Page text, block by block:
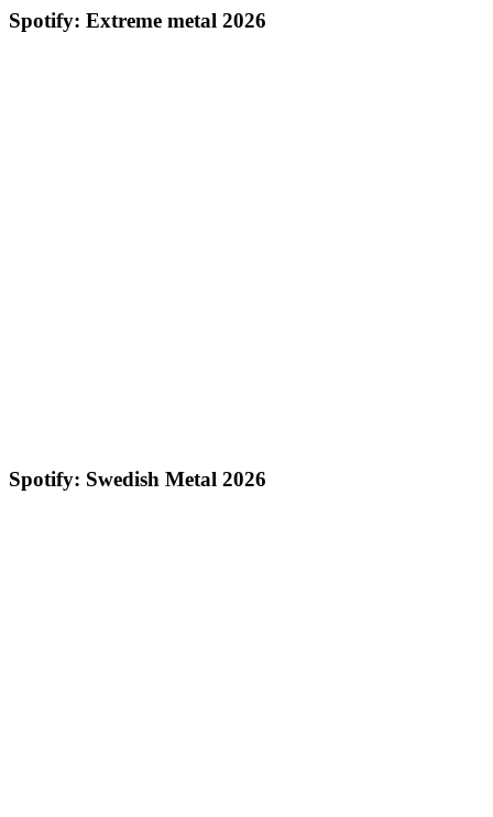
Spotify: Extreme metal 2026
Spotify: Swedish Metal 2026